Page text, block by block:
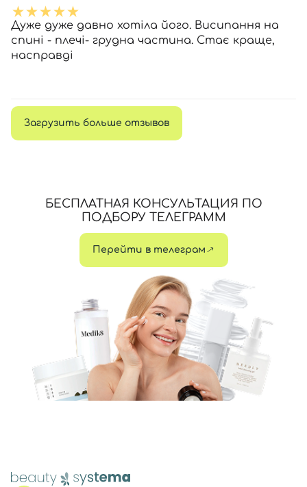
Дуже дуже давно хотіла його. Висипання на
спині - плечі- грудна частина. Стає краще,
насправді
Загрузить больше отзывов
БЕСПЛАТНАЯ КОНСУЛЬТАЦИЯ ПО
ПОДБОРУ ТЕЛЕГРАММ
Перейти в телеграм